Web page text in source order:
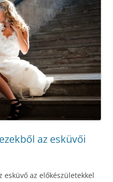
az esküvői
az előkészületekkel